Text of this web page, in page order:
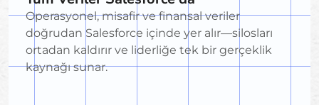
Operasyonel, misafir ve finansal veriler
doğrudan Salesforce içinde yer alır—silosları
ortadan kaldırır ve liderliğe tek bir gerçeklik
kaynağı sunar.